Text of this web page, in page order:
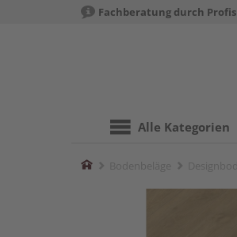
Fachberatung durch Profis
Alle Kategorien
Home